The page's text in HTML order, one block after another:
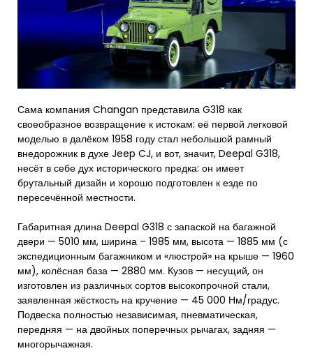
Сама компания Changan представила G318 как
своеобразное возвращение к истокам: её первой легковой
моделью в далёком 1958 году стал небольшой рамный
внедорожник в духе Jeep CJ, и вот, значит, Deepal G318,
несёт в себе дух исторического предка: он имеет
брутальный дизайн и хорошо подготовлен к езде по
пересечённой местности.
Габаритная длина Deepal G318 с запаской на багажной
двери — 5010 мм, ширина – 1985 мм, высота — 1885 мм (с
экспедиционным багажником и «люстрой» на крыше — 1960
мм), колёсная база — 2880 мм. Кузов — несущий, он
изготовлен из различных сортов высокопрочной стали,
заявленная жёсткость на кручение — 45 000 Нм/градус.
Подвеска полностью независимая, пневматическая,
передняя — на двойных поперечных рычагах, задняя —
многорычажная.